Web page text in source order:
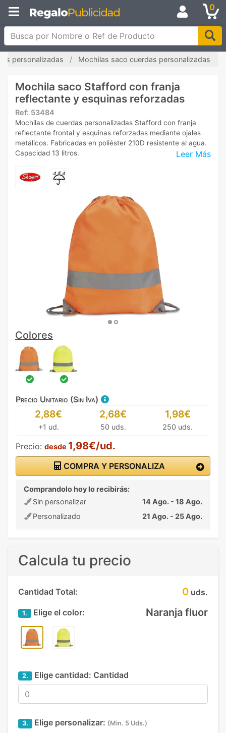
0
Busca por Nombre o Ref de Producto
personalizadas Mochilas saco cuerdas personalizadas
Mochila saco Stafford con franja
reflectante y esquinas reforzadas
Ref: 53484
Leer Más
Mochilas de cuerdas personalizadas Stafford con franja
reflectante frontal y esquinas reforzadas mediante ojales
metálicos. Fabricadas en poliéster 210D resistente al agua.
Capacidad 13 litros.
Colores
Precio Unitario (Sin Iva)
2,88€
+1 ud.
2,68€
50 uds.
1,98€
250 uds.
Precio: desde 1,98€/ud.
COMPRA Y PERSONALIZA
Comprandolo hoy lo recibirás:
Sin personalizar
14 Ago. - 18 Ago.
Personalizado
21 Ago. - 25 Ago.
Calcula tu precio
Cantidad Total: 0 uds.
1. Elige el color: Naranja fluor
2. Elige cantidad: Cantidad
3. Elige personalizar: (Min. 5 Uds.)